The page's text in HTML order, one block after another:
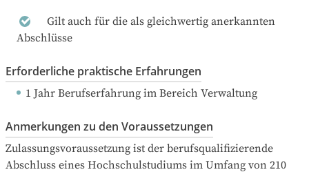
Gilt auch für die als gleichwertig anerkannten
Abschlüsse
Erforderliche praktische Erfahrungen
1 Jahr Berufserfahrung im Bereich Verwaltung
Anmerkungen zu den Voraussetzungen
Zulassungsvoraussetzung ist der berufsqualifizierende
Abschluss eines Hochschulstudiums im Umfang von 210